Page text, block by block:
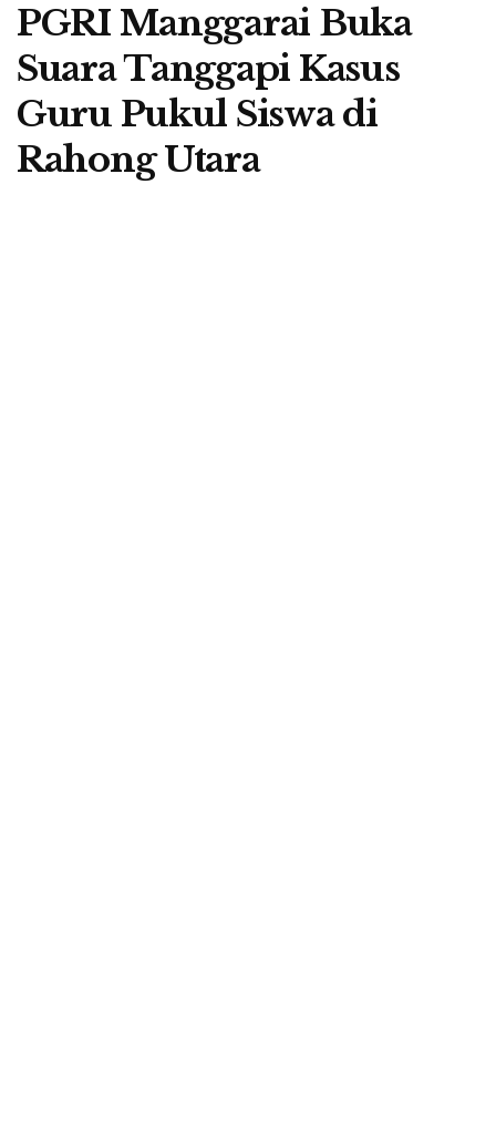
PGRI Manggarai Buka
Suara Tanggapi Kasus
Guru Pukul Siswa di
Rahong Utara